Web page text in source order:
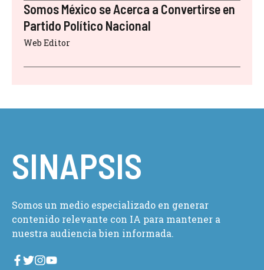
Somos México se Acerca a Convertirse en
Partido Político Nacional
Web Editor
SINAPSIS
Somos un medio especializado en generar
contenido relevante con IA para mantener a
nuestra audiencia bien informada.